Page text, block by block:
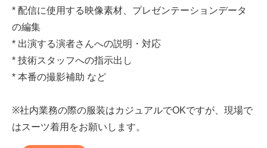
* 配信に使用する映像素材、プレゼンテーションデータ
の編集
* 出演する演者さんへの説明・対応
* 技術スタッフへの指示出し
* 本番の撮影補助 など
※社内業務の際の服装はカジュアルでOKですが、現場で
はスーツ着用をお願いします。